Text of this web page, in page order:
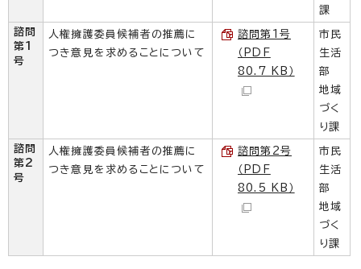
課
諮問
第1
号
人権擁護委員候補者の推薦に
つき意見を求めることについて
諮問第1号
（PDF
80.7 KB）
市民
生活
部
地域
づく
り課
諮問
第2
号
人権擁護委員候補者の推薦に
つき意見を求めることについて
諮問第2号
（PDF
80.5 KB）
市民
生活
部
地域
づく
り課